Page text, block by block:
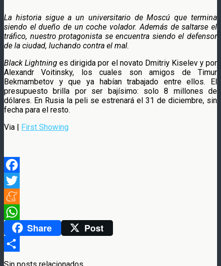
La historia sigue a un universitario de Moscú que termina
siendo el dueño de un coche volador. Además de saltarse el
tráfico, nuestro protagonista se encuentra siendo el defensor
de la ciudad, luchando contra el mal.
Black Lightning es dirigida por el novato Dmitriy Kiselev y por
Alexandr Voitinsky, los cuales son amigos de Timur
Bekmambetov y que ya habían trabajado entre ellos. El
presupuesto brilla por ser bajísimo: solo 8 millones de
dólares. En Rusia la peli se estrenará el 31 de diciembre, sin
fecha para el resto.
Via | First Showing
Facebook
Twitter
Meneame
WhatsAppShare Post
Compartir